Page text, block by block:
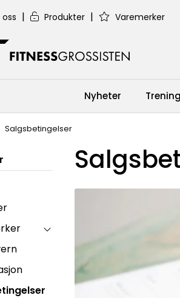
| Produkter | Varemerker
Nyheter
Salgsbetingelser